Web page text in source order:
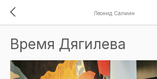
Леонид Салмин
Время Дягилева